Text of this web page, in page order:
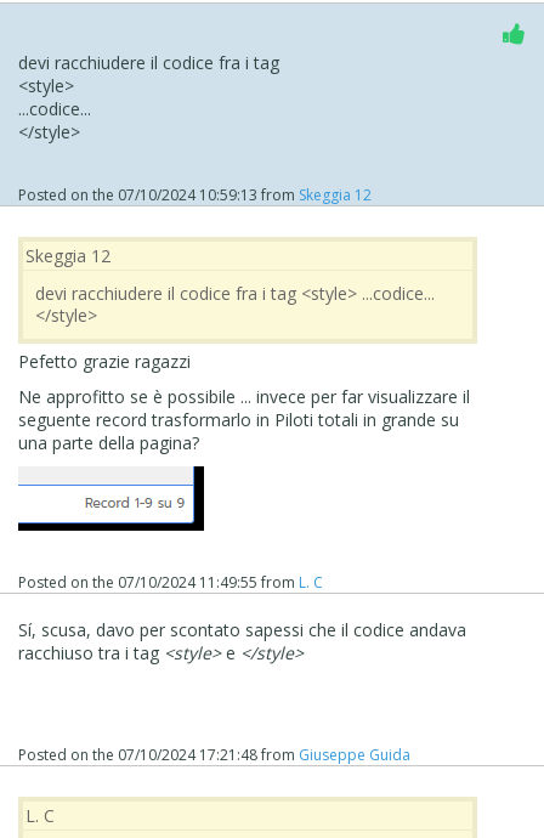
devi racchiudere il codice fra i tag
<style>
...codice...
</style>
Posted on the 07/10/2024 10:59:13 from Skeggia 12
Skeggia 12
devi racchiudere il codice fra i tag <style> ...codice...
</style>
Pefetto grazie ragazzi
Ne approfitto se è possibile ... invece per far visualizzare il
seguente record trasformarlo in Piloti totali in grande su
una parte della pagina?
Posted on the 07/10/2024 11:49:55from L. C
Sí, scusa, davo per scontato sapessi che il codice andava
racchiuso tra i tag <style>e </style>
Posted on the 07/10/2024 17:21:48from Giuseppe Guida
L. C